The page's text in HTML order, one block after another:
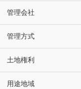
管理会社
管理方式
土地権利
用途地域